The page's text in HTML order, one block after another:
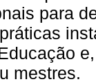
para
mestres.